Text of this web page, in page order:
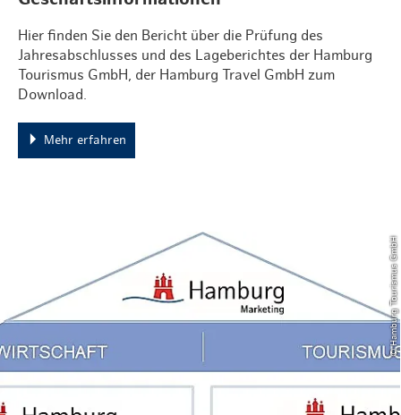
Hier finden Sie den Bericht über die Prüfung des
Jahresabschlusses und des Lageberichtes der Hamburg
Tourismus GmbH, der Hamburg Travel GmbH zum
Download.
Mehr erfahren
© Hamburg Tourismus GmbH